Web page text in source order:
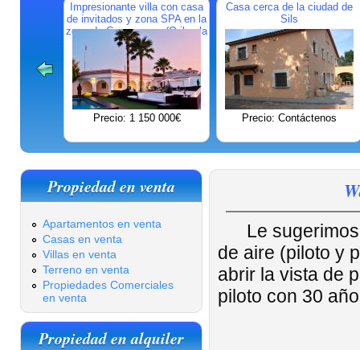
Impresionante villa con casa
de invitados y zona SPA en la
zona de Campoamor (Orihuela
Costa)
Precio: 1 150 000€
Casa cerca de la ciudad de
Sils
Precio: Contáctenos
Propiedad en venta
Apartamentos en venta
Casas en venta
Villas en venta
Terreno en venta
Propiedades Comerciales
en venta
Propiedad en alquiler
Le
de aire (piloto y
abrir la vista de
piloto con 30